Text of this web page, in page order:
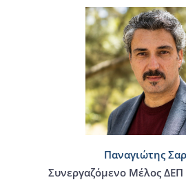
Παναγιώτης
Συνεργαζόμενο Μέλος